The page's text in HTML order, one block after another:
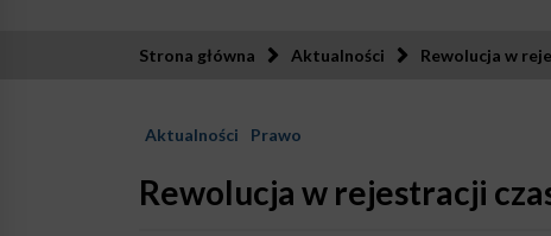
Strona główna Aktualności Rewolucja w
Aktualności Prawo
Rewolucja w rejestracji